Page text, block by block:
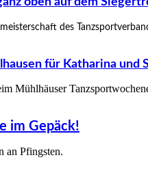
des
für Katharina und
Mühlhäuser
im Gepäck!
an Pfingsten.